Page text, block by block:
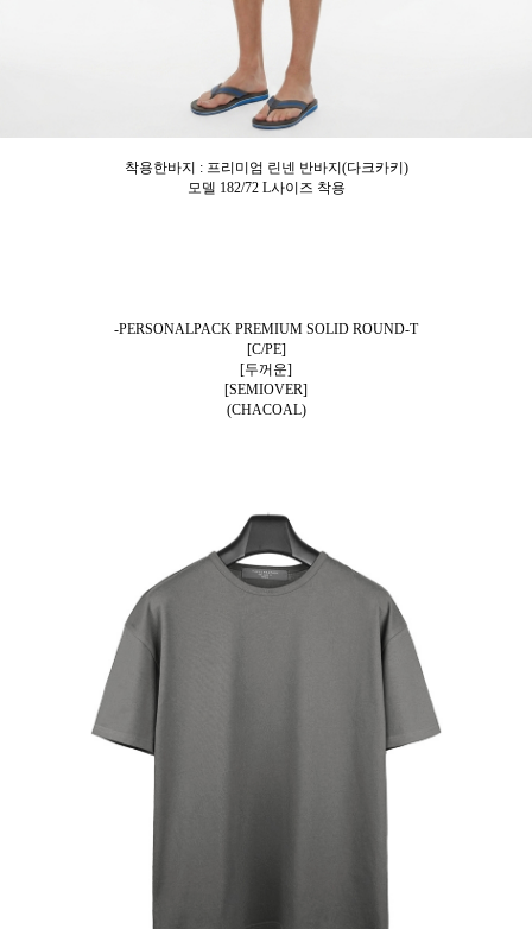
착용한바지 : 프리미엄 린넨 반바지(다크카키)
모델 182/72 L사이즈 착용
-PERSONALPACK PREMIUM SOLID ROUND-T
[C/PE]
[두꺼운]
[SEMIOVER]
(CHACOAL)